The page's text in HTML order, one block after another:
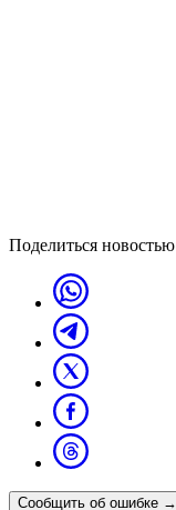
Поделиться новостью
Сообщить об ошибке →